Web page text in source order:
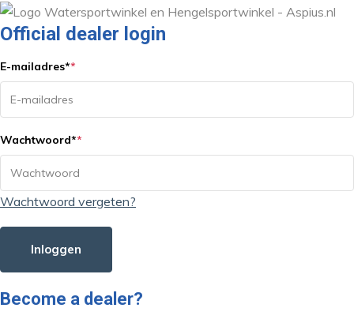
Official dealer login
E-mailadres**
Wachtwoord**
Wachtwoord vergeten?
Inloggen
Become a dealer?